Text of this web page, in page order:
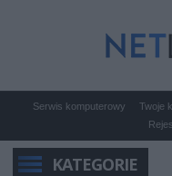
Serwis komputerowy Twoje
KATEGORIE